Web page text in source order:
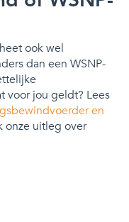
ook wel
dan een WSNP-
voor jou geldt? Lees
en
uitleg over